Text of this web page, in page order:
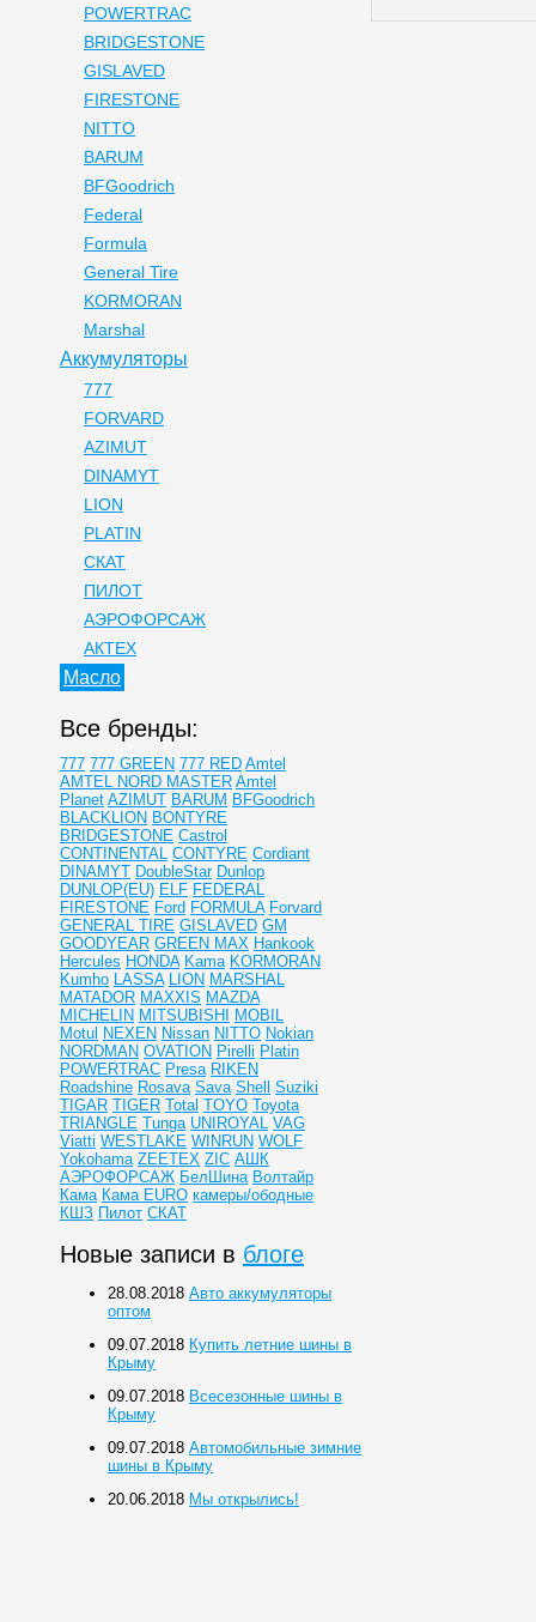
POWERTRAC
BRIDGESTONE
GISLAVED
FIRESTONE
NITTO
BARUM
BFGoodrich
Federal
Formula
General Tire
KORMORAN
Marshal
Аккумуляторы
777
FORVARD
AZIMUT
DINAMYT
LION
PLATIN
СКАТ
ПИЛОТ
АЭРОФОРСАЖ
АКТЕХ
Масло
Все бренды:
777 777 GREEN 777 RED Amtel
AMTEL NORD MASTER Amtel
Planet AZIMUT BARUM BFGoodrich
BLACKLION BONTYRE
BRIDGESTONE Castrol
CONTINENTAL CONTYRE Cordiant
DINAMYT DoubleStar Dunlop
DUNLOP(EU) ELF FEDERAL
FIRESTONE Ford FORMULA Forvard
GENERAL TIRE GISLAVED GM
GOODYEAR GREEN MAX Hankook
Hercules HONDA Kama KORMORAN
Kumho LASSA LION MARSHAL
MATADOR MAXXIS MAZDA
MICHELIN MITSUBISHI MOBIL
Motul NEXEN Nissan NITTO Nokian
NORDMAN OVATION Pirelli Platin
POWERTRAC Presa RIKEN
Roadshine Rosava Sava Shell Suziki
TIGAR TIGER Total TOYO Toyota
TRIANGLE Tunga UNIROYAL VAG
Viatti WESTLAKE WINRUN WOLF
Yokohama ZEETEX ZIC АШК
АЭРОФОРСАЖ БелШина Волтайр
Кама Кама EURO камеры/ободные
КШЗ Пилот СКАТ
Новые записи в блоге
28.08.2018 Авто аккумуляторы
оптом
09.07.2018 Купить летние шины в
Крыму
09.07.2018 Всесезонные шины в
Крыму
09.07.2018 Автомобильные зимние
шины в Крыму
20.06.2018 Мы открылись!